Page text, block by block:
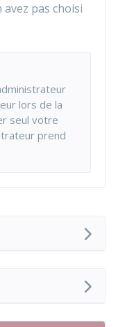
pas choisi
lors de la
seul votre
prend